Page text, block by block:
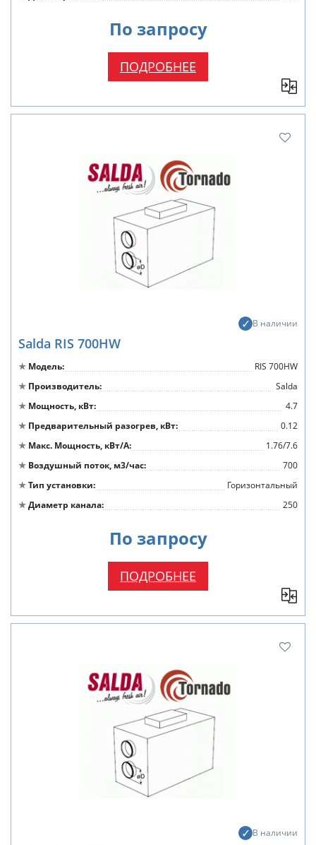
По запросу
ПОДРОБНЕЕ
В наличии
Salda RIS 700HW
Модель
RIS 700HW
Производитель
Salda
Мощность, кВт
4.7
Предварительный разогрев, кВт
0.12
Макс. Мощность, кВт/А
1.76/7.6
Воздушный поток, м3/час
700
Тип установки
Горизонтальный
Диаметр канала
250
По запросу
ПОДРОБНЕЕ
В наличии